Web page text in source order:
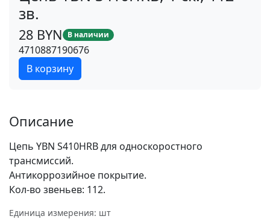
зв.
28 BYN В наличии
4710887190676
В корзину
Описание
Цепь YBN S410HRB для односкоростного
трансмиссий.
Антикоррозийное покрытие.
Кол-во звеньев: 112.
Единица измерения: шт